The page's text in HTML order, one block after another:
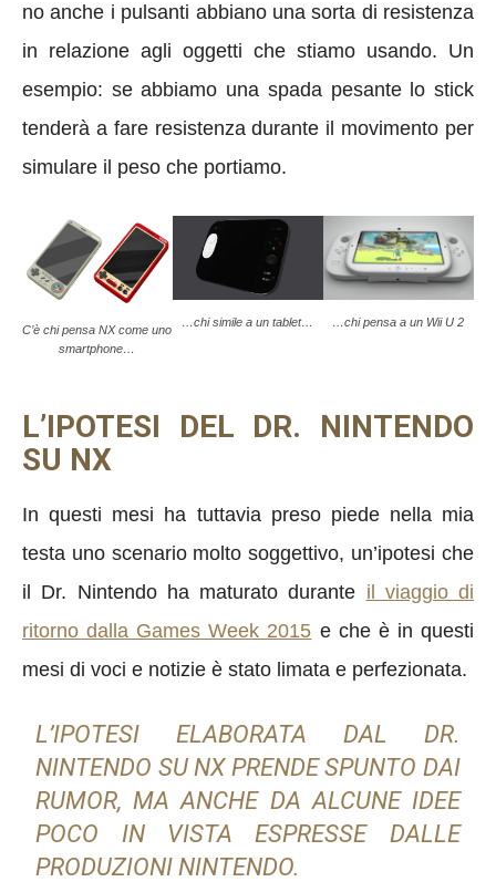
no anche i pulsanti abbiano una sorta di resistenza
in relazione agli oggetti che stiamo usando. Un
esempio: se abbiamo una spada pesante lo stick
tenderà a fare resistenza durante il movimento per
simulare il peso che portiamo.
C’è chi pensa NX come uno
smartphone…
…chi simile a un tablet… …chi pensa a un Wii U 2
L’IPOTESI DEL DR. NINTENDO
SU NX
In questi mesi ha tuttavia preso piede nella mia
testa uno scenario molto soggettivo, un’ipotesi che
il Dr. Nintendo ha maturato durante il viaggio di
ritorno dalla Games Week 2015 e che è in questi
mesi di voci e notizie è stato limata e perfezionata.
L’IPOTESI ELABORATA DAL DR.
NINTENDO SU NX PRENDE SPUNTO DAI
RUMOR, MA ANCHE DA ALCUNE IDEE
POCO IN VISTA ESPRESSE DALLE
PRODUZIONI NINTENDO.